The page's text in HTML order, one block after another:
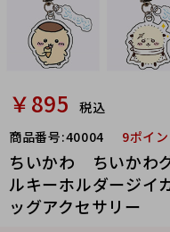
￥895
税込
商品番号:40004 9ポイ
ちいかわ ちいかわ
ルキーホルダージイ
ッグアクセサリー